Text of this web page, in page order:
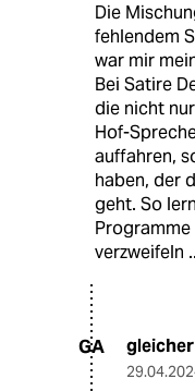
Die
fehlendem
war mir
Bei Satire
die nicht
Hof-
auffahren,
haben, der
geht. So
verzweifeln
GA